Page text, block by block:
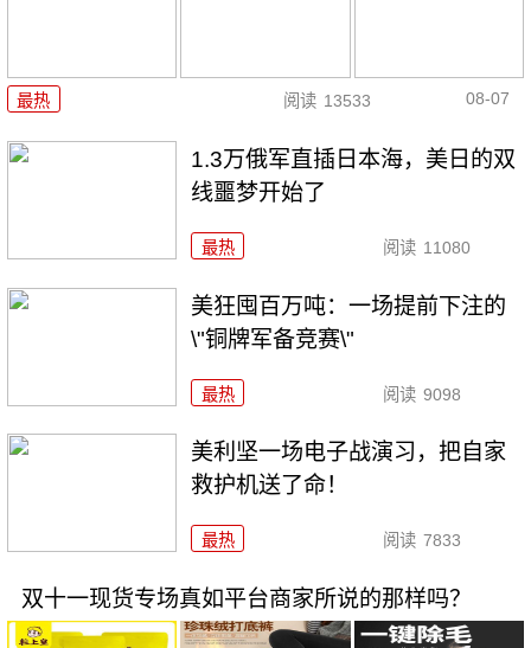
最热 阅读 13533 08-07
1.3万俄军直插日本海，美日的双
线噩梦开始了
最热 阅读 11080
美狂囤百万吨：一场提前下注的
\"铜牌军备竞赛\"
最热 阅读 9098
美利坚一场电子战演习，把自家
救护机送了命！
最热 阅读 7833
双十一现货专场真如平台商家所说的那样吗？